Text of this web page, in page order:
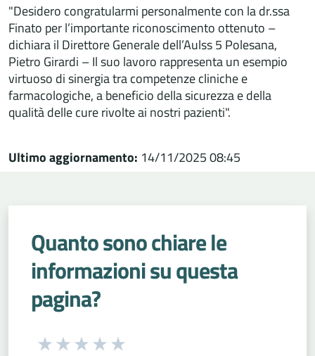
"Desidero congratularmi personalmente con la dr.ssa
Finato per l’importante riconoscimento ottenuto –
dichiara il Direttore Generale dell’Aulss 5 Polesana,
Pietro Girardi – Il suo lavoro rappresenta un esempio
virtuoso di sinergia tra competenze cliniche e
farmacologiche, a beneficio della sicurezza e della
qualità delle cure rivolte ai nostri pazienti".
Ultimo aggiornamento: 14/11/2025 08:45
Quanto sono chiare le
informazioni su questa
pagina?
Seleziona una valutazione da 1 a 5 stelle